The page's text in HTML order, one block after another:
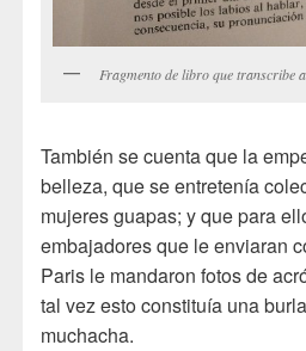
Fragmento de libro que transcribe
También se cuenta que la
belleza, que se entretenía
mujeres guapas; y que para
embajadores que le enviaran
Paris le mandaron fotos de
tal vez esto constituía una
muchacha.